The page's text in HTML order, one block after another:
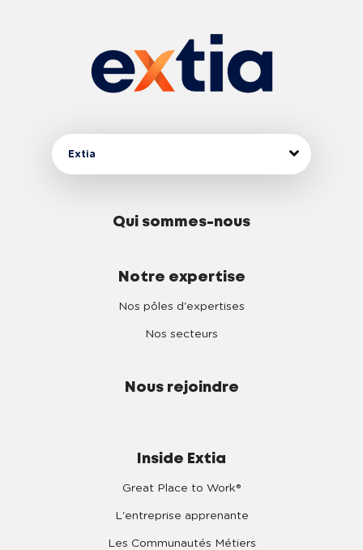
Extia
Qui sommes-nous
Notre expertise
Nos pôles d'expertises
Nos secteurs
Nous rejoindre
Inside Extia
Great Place to Work®
L'entreprise apprenante
Les Communautés Métiers